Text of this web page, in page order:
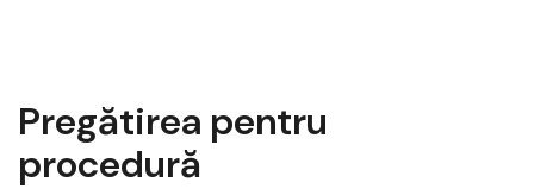
Pregătirea pentru
procedură